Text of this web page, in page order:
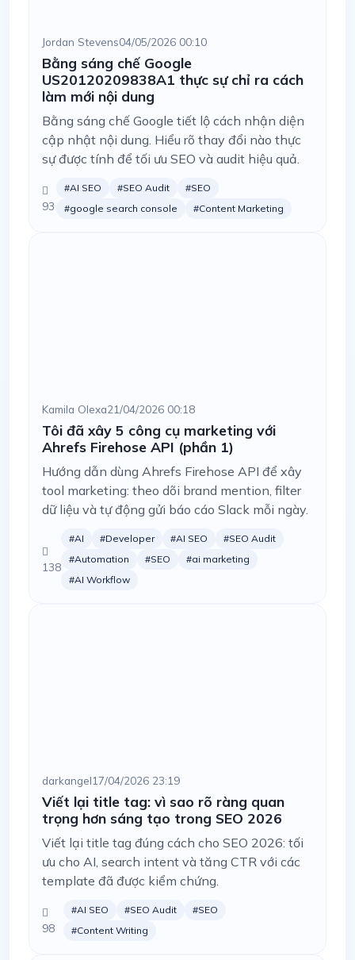
Jordan Stevens04/05/2026 00:10
Bằng sáng chế Google
US20120209838A1 thực sự chỉ ra cách
làm mới nội dung
Bằng sáng chế Google tiết lộ cách nhận diện
cập nhật nội dung. Hiểu rõ thay đổi nào thực
sự được tính để tối ưu SEO và audit hiệu quả.
93
#AI SEO #SEO Audit
#SEO
#google search console
#Content Marketing
Kamila Olexa21/04/2026 00:18
Tôi đã xây 5 công cụ marketing với
Ahrefs Firehose API (phần 1)
Hướng dẫn dùng Ahrefs Firehose API để xây
tool marketing: theo dõi brand mention, filter
dữ liệu và tự động gửi báo cáo Slack mỗi ngày.
138
#AI #Developer #AI SEO
#SEO Audit
#Automation
#SEO
#ai marketing
#AI Workflow
darkangel17/04/2026 23:19
Viết lại title tag: vì sao rõ ràng quan
trọng hơn sáng tạo trong SEO 2026
Viết lại title tag đúng cách cho SEO 2026: tối
ưu cho AI, search intent và tăng CTR với các
template đã được kiểm chứng.
98
#AI SEO #SEO Audit
#SEO
#Content Writing